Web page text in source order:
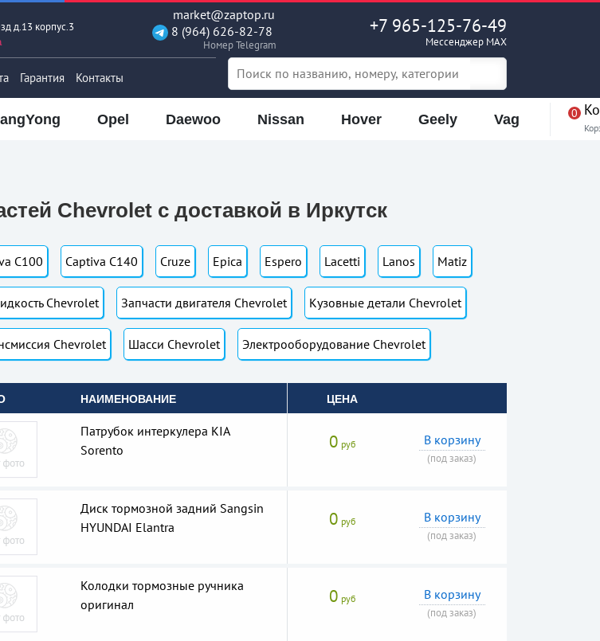
д.13 корпус.3
market@zaptop.ru
8 (964) 626-82-78
Номер Telegram
+7 965-125-76-49
Мессенджер MAX
Гарантия Контакты
Opel Daewoo Nissan Hover Geely Vag 0
Chevrolet с доставкой в Иркутск
C100 Captiva C140 Cruze Epica Espero Lacetti Lanos Matiz
Chevrolet Запчасти двигателя Chevrolet Кузовные детали Chevrolet
Chevrolet Шасси Chevrolet Электрооборудование Chevrolet
НАИМЕНОВАНИЕ ЦЕНА
Патрубок интеркулера KIA
Sorento
0 руб В корзину
(под заказ)
Диск тормозной задний Sangsin
HYUNDAI Elantra
0 руб В корзину
(под заказ)
Колодки тормозные ручника
оригинал
0 руб В корзину
(под заказ)